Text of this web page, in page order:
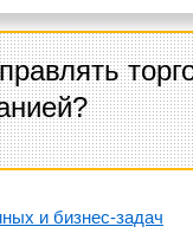
и бизнес-задач